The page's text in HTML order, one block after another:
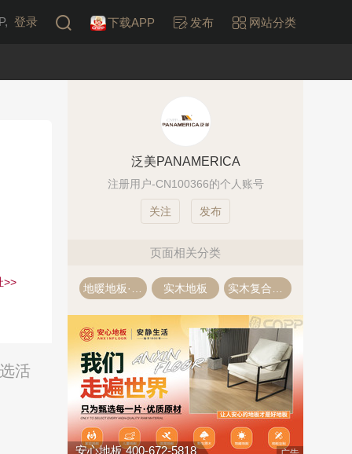
登录 下载APP 发布 网站分类
>>
活
泛美PANAMERICA
注册用户-CN100366的个人账号
发布
页面相关分类
实木地板
安心地板 400-672-5818